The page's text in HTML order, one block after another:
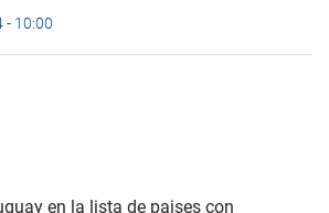
- 10:00